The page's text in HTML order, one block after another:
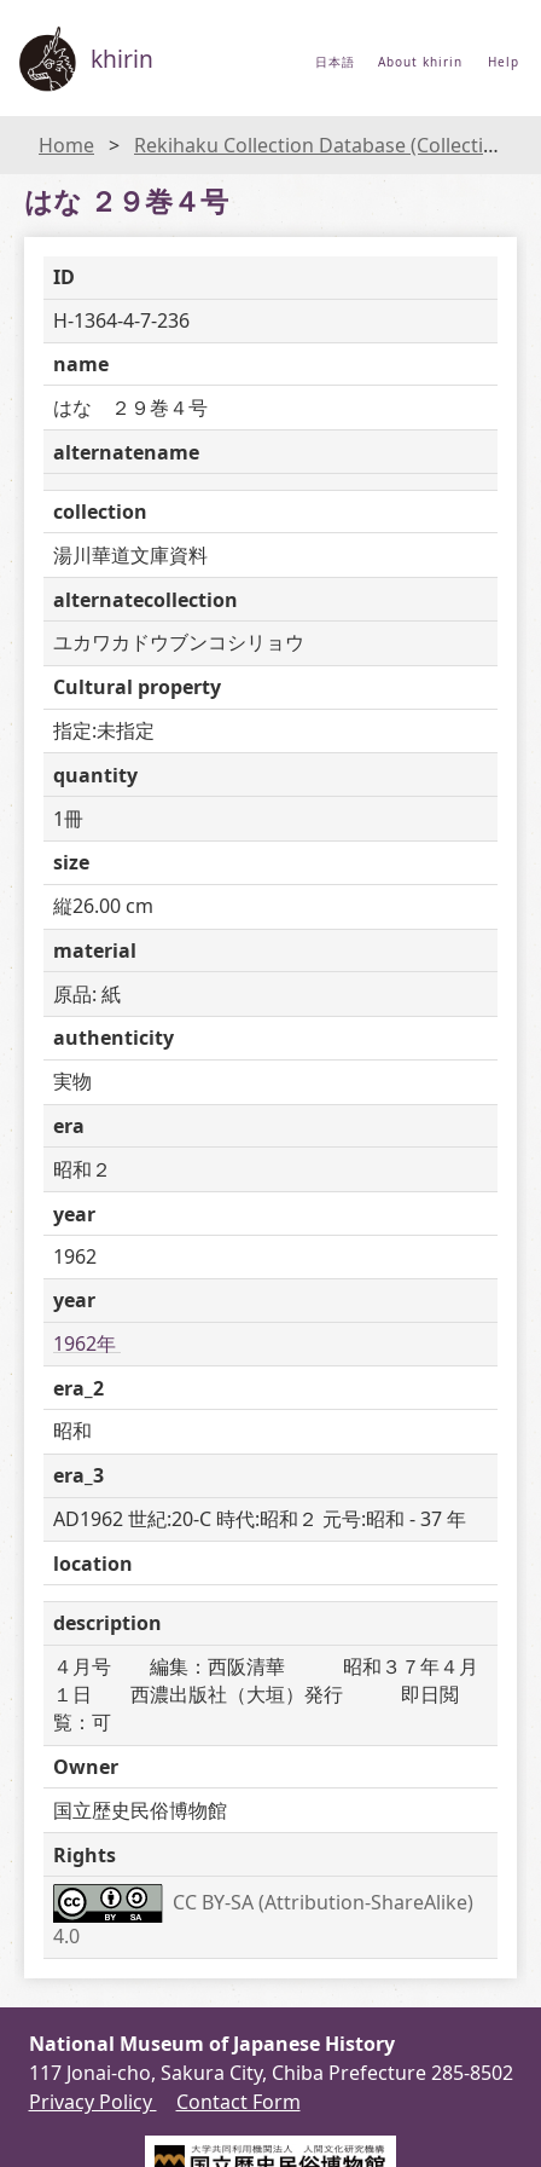
khirin 日本語 About khirin Help
Home Rekihaku Collection Database (Collections Database of the National Museum of Japanese History)
はな ２９巻４号
ID
H-1364-4-7-236
name
はな　２９巻４号
alternatename
collection
湯川華道文庫資料
alternatecollection
ユカワカドウブンコシリョウ
Cultural property
指定:未指定
quantity
1冊
size
縦26.00 cm
material
原品: 紙
authenticity
実物
era
昭和２
year
1962
year
1962年
era_2
昭和
era_3
AD1962 世紀:20-C 時代:昭和２ 元号:昭和 - 37 年
location
description
４月号　　編集：西阪清華　　　昭和３７年４月
１日　　西濃出版社（大垣）発行　　　即日閲
覧：可
Owner
国立歴史民俗博物館
Rights
CC BY-SA (Attribution-ShareAlike)
4.0
National Museum of Japanese History
117 Jonai-cho, Sakura City, Chiba Prefecture 285-8502
Privacy Policy
Contact Form